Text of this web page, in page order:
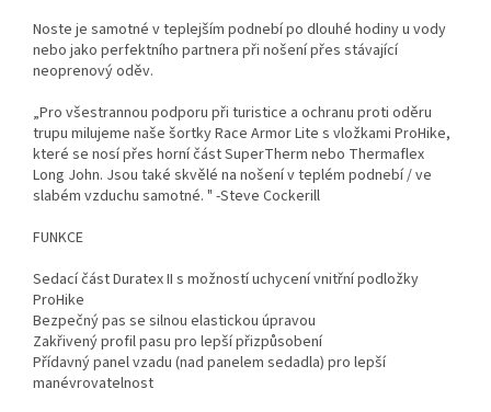
Noste je samotné v teplejším podnebí po dlouhé hodiny u vody
nebo jako perfektního partnera při nošení přes stávající
neoprenový oděv.
„Pro všestrannou podporu při turistice a ochranu proti oděru
trupu milujeme naše šortky Race Armor Lite s vložkami ProHike,
které se nosí přes horní část SuperTherm nebo Thermaflex
Long John. Jsou také skvělé na nošení v teplém podnebí / ve
slabém vzduchu samotné. " -Steve Cockerill
FUNKCE
Sedací část Duratex II s možností uchycení vnitřní podložky
ProHike
Bezpečný pas se silnou elastickou úpravou
Zakřivený profil pasu pro lepší přizpůsobení
Přídavný panel vzadu (nad panelem sedadla) pro lepší
manévrovatelnost